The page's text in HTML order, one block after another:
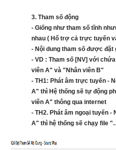
3. Tham số động
- Giống như tham số tĩnh
nhau ( Hổ trợ cả trực tuyến
- Nội dung tham số được
- VD : Tham số [NV] với
viên A" và "Nhân viên B"
- TH1: Phát âm trực tuyến -
A" thì Hệ thống sẽ tự động
viên A" thông qua internet
- TH2. Phát âm ngoại tuyến
A" thì hệ thống sẽ chạy file